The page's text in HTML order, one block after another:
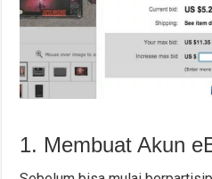
1. Membuat Akun